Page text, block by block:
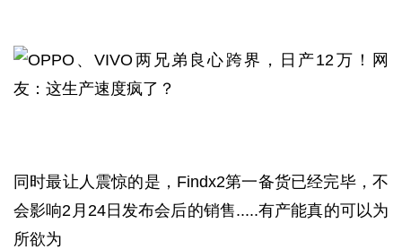
同时最让人震惊的是，Findx2第一备货已经完毕，不
会影响2月24日发布会后的销售.....有产能真的可以为
所欲为